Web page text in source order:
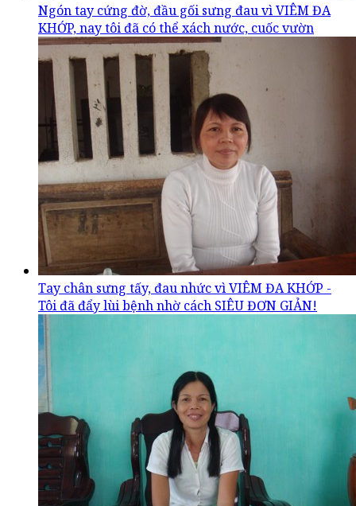
Ngón tay cứng đờ, đầu gối sưng đau vì VIÊM ĐA
KHỚP, nay tôi đã có thể xách nước, cuốc vườn
Tay chân sưng tấy, đau nhức vì VIÊM ĐA KHỚP -
Tôi đã đẩy lùi bệnh nhờ cách SIÊU ĐƠN GIẢN!